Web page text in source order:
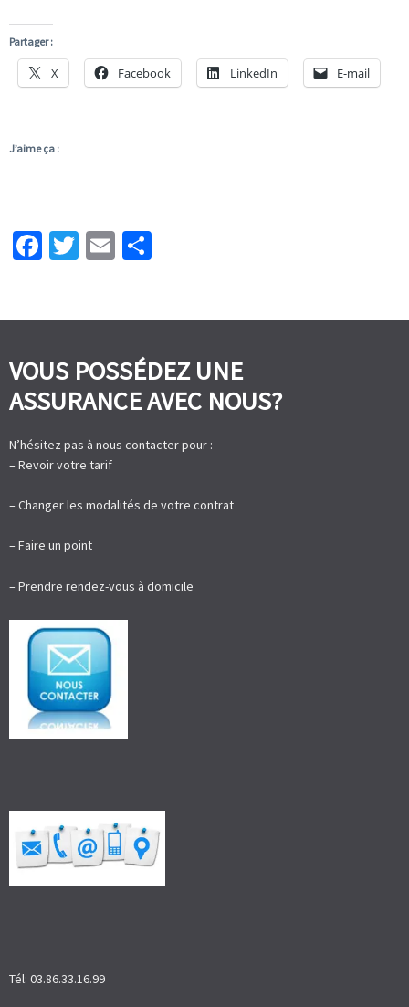
Partager :
X Facebook LinkedIn E-mail
J’aime ça :
Facebook
Twitter
Email
VOUS POSSÉDEZ UNE
ASSURANCE AVEC NOUS?
N’hésitez pas à nous contacter pour :
– Revoir votre tarif
– Changer les modalités de votre contrat
– Faire un point
– Prendre rendez-vous à domicile
Tél: 03.86.33.16.99